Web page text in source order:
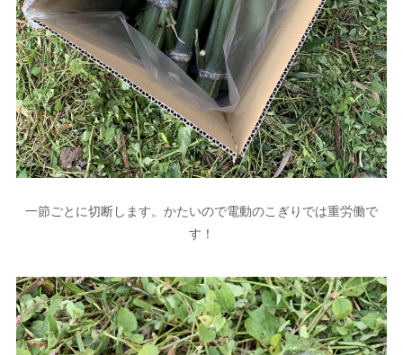
一節ごとに切断します。かたいので電動のこぎりでは重労働で
す！